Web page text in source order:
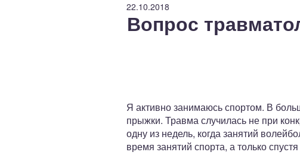
22.10.2018
Вопрос
Я активно занимаюсь спортом. В
прыжки. Травма случилась не при
одну из недель, когда занятий
время занятий спорта, а только